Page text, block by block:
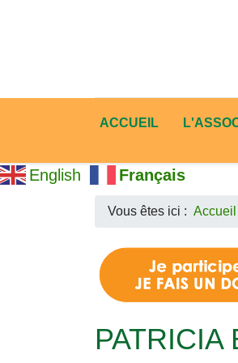
ACCUEIL
English Français
Vous êtes ici : Accueil
PATRICIA